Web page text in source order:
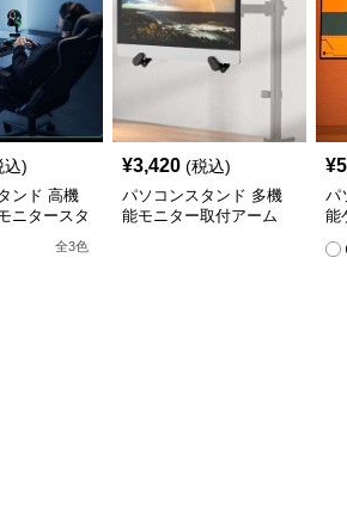
込)
ンド 高機
ニタースタ
全3色
¥3,420 (税込)
パソコンスタンド 多機
能モニター取付アーム
¥
パ
能